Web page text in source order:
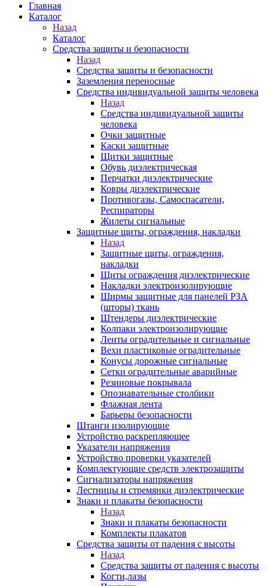
Главная
Каталог
Назад
Каталог
Средства защиты и безопасности
Назад
Средства защиты и безопасности
Заземления переносные
Средства индивидуальной защиты человека
Назад
Средства индивидуальной защиты
человека
Очки защитные
Каски защитные
Щитки защитные
Обувь диэлектрическая
Перчатки диэлектрические
Ковры диэлектрические
Противогазы, Самоспасатели,
Респираторы
Жилеты сигнальные
Защитные щиты, ограждения, накладки
Назад
Защитные щиты, ограждения,
накладки
Щиты ограждения диэлектрические
Накладки электроизолирующие
Ширмы защитные для панелей РЗА
(шторы) ткань
Штендеры диэлектрические
Колпаки электроизолирующие
Ленты оградительные и сигнальные
Вехи пластиковые оградительные
Конусы дорожные сигнальные
Сетки оградительные аварийные
Резиновые покрывала
Опознавательные столбики
Флажная лента
Барьеры безопасности
Штанги изолирующие
Устройство раскрепляющее
Указатели напряжения
Устройство проверки указателей
Комплектующие средств электрозащиты
Сигнализаторы напряжения
Лестницы и стремянки диэлектрические
Знаки и плакаты безопасности
Назад
Знаки и плакаты безопасности
Комплекты плакатов
Средства защиты от падения с высоты
Назад
Средства защиты от падения с высоты
Когти,лазы